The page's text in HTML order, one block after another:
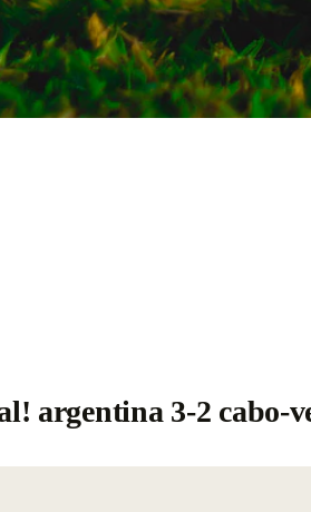
argentina 3-2 cabo-